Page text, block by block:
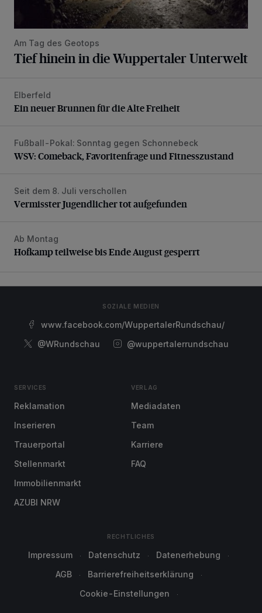
Am Tag des Geotops
Tief hinein in die Wuppertaler Unterwelt
Ein neuer Brunnen für die Alte Freiheit
Elberfeld
Ein neuer Brunnen für die Alte Freiheit
WSV: Comeback, Favoritenfrage und Fitnesszustand
Fußball-Pokal: Sonntag gegen Schonnebeck
WSV: Comeback, Favoritenfrage und Fitnesszustand
Vermisster Jugendlicher tot aufgefunden
Seit dem 8. Juli verschollen
Vermisster Jugendlicher tot aufgefunden
Hofkamp teilweise bis Ende August gesperrt
Ab Montag
Hofkamp teilweise bis Ende August gesperrt
SOZIALE MEDIEN
www.facebook.com/WuppertalerRundschau/
@WRundschau
@wuppertalerrundschau
SERVICES
Reklamation
Inserieren
Trauerportal
Stellenmarkt
Immobilienmarkt
AZUBI NRW
VERLAG
Mediadaten
Team
Karriere
FAQ
RECHTLICHES
Impressum Datenschutz
Datenerhebung
AGB
Barrierefreiheitserklärung
Cookie-Einstellungen